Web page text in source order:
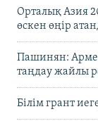
Орталық Азия
өскен өңір
Пашинян:
таңдау жайлы
Білім грант